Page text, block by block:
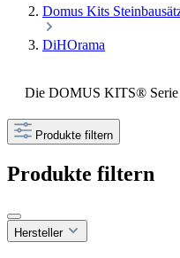
Domus Kits
DiHOrama
Die DOMUS KITS® Serie
Produkte filtern
Produkte filtern
Hersteller